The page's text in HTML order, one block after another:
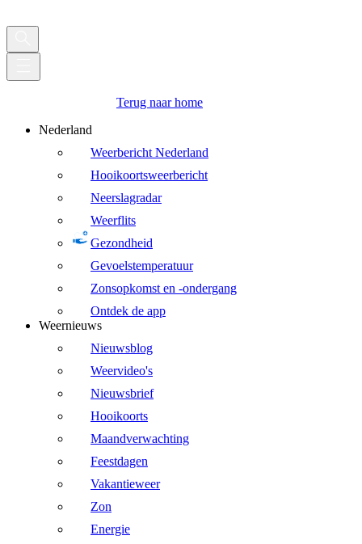
Terug naar home
Nederland
Weerbericht Nederland
Hooikoortsweerbericht
Neerslagradar
Weerflits
Gezondheid
Gevoelstemperatuur
Zonsopkomst en -ondergang
Ontdek de app
Weernieuws
Nieuwsblog
Weervideo's
Nieuwsbrief
Hooikoorts
Maandverwachting
Feestdagen
Vakantieweer
Zon
Energie